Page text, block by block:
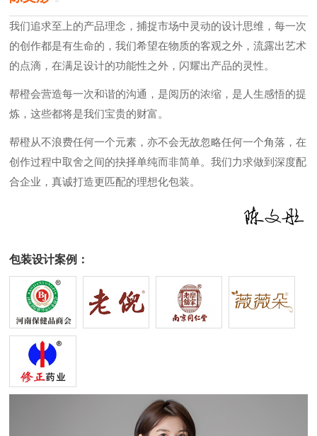
我们追求至上的产品理念，捕捉市场中灵动的设计思维，每一次
的创作都是有生命的，我们希望在物质的客观之外，流露出艺术
的点滴，在满足设计的功能性之外，闪耀出产品的灵性。
帮橙会营造每一次和谐的沟通，是阅历的浓缩，是人生感悟的提
炼，这些都将是我们宝贵的财富。
帮橙从不浪费任何一个元素，亦不会无故忽略任何一个角落，在
创作过程中取舍之间的抉择单纯而非简单。我们力求做到深度配
合企业，真诚打造更匹配的理想化包装。
包装设计案例：